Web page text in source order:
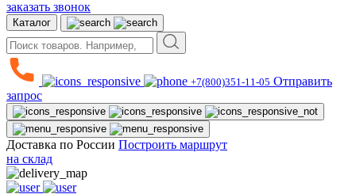
заказать звонок
Каталог
+7(800)351-11-05 Отправить
запрос
Доставка по России Построить маршрут
на склад